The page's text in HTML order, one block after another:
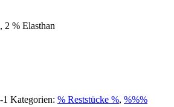
% Elasthan
Kategorien: % Reststücke %, %%%